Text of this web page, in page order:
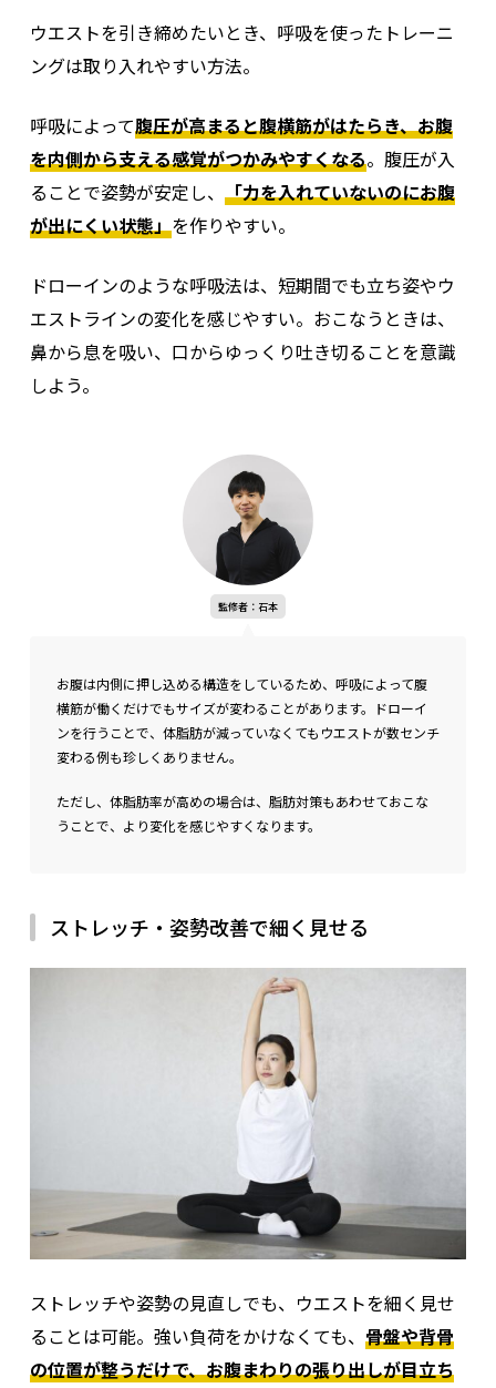
ウエストを引き締めたいとき、呼吸を使ったトレーニ
ングは取り入れやすい方法。
呼吸によって腹圧が高まると腹横筋がはたらき、お腹
を内側から支える感覚がつかみやすくなる。腹圧が入
ることで姿勢が安定し、 「力を入れていないのにお腹
が出にくい状態」を作りやすい。
ドローインのような呼吸法は、短期間でも立ち姿やウ
エストラインの変化を感じやすい。 おこなうときは、
鼻から息を吸い、口からゆっくり吐き切ることを意識
しよう。
監修者：石本
お腹は内側に押し込める構造をしているため、呼吸によって腹
横筋が働くだけでもサイズが変わることがあります。ドローイ
ンを行うことで、体脂肪が減っていなくてもウエストが数センチ
変わる例も珍しくありません。
ただし、体脂肪率が高めの場合は、脂肪対策もあわせておこな
うことで、より変化を感じやすくなります。
ストレッチ・姿勢改善で細く見せる
ストレッチや姿勢の見直しでも、ウエストを細く見せ
ることは可能。強い負荷をかけなくても、 骨盤や背骨
の位置が整うだけで、お腹まわりの張り出しが目立ち